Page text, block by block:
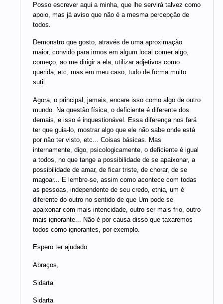
Posso escrever aqui a minha, que lhe servirá talvez como
apoio, mas já aviso que não é a mesma percepção de
todos.
Demonstro que gosto, através de uma aproximação
maior, convido para irmos em algum local comer algo,
começo, ao me dirigir a ela, utilizar adjetivos como
querida, etc, mas em meu caso, tudo de forma muito
sutil.
Agora, o principal; jamais, encare isso como algo de outro
mundo. Na questão física, o deficiente é diferente dos
demais, e isso é inquestionável. Essa diferença nos fará
ter que guia-lo, mostrar algo que ele não sabe onde está
por não ter visto, etc... Coisas básicas. Mas
internamente, digo, psicologicamente, o deficiente é igual
a todos, no que tange a possibilidade de se apaixonar, a
possibilidade de amar, de ficar triste, de chorar, de se
magoar... E lembre-se, assim como acontece com todas
as pessoas, independente de seu credo, etnia, um é
diferente do outro no sentido de que Um pode se
apaixonar com mais intencidade, outro ser mais frio, outro
mais ignorante... Não é por causa disso que taxaremos
todos como ignorantes, por exemplo.
Espero ter ajudado
Abraços,
Sidarta
Sidarta